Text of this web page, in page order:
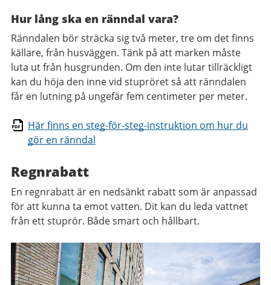
Hur lång ska en ränndal vara?
Ränndalen bör sträcka sig två meter, tre om det finns
källare, från husväggen. Tänk på att marken måste
luta ut från husgrunden. Om den inte lutar tillräckligt
kan du höja den inne vid stupröret så att ränndalen
får en lutning på ungefär fem centimeter per meter.
Här finns en steg-för-steg-instruktion om hur du
gör en ränndal
Regnrabatt
En regnrabatt är en nedsänkt rabatt som är anpassad
för att kunna ta emot vatten. Dit kan du leda vattnet
från ett stuprör. Både smart och hållbart.